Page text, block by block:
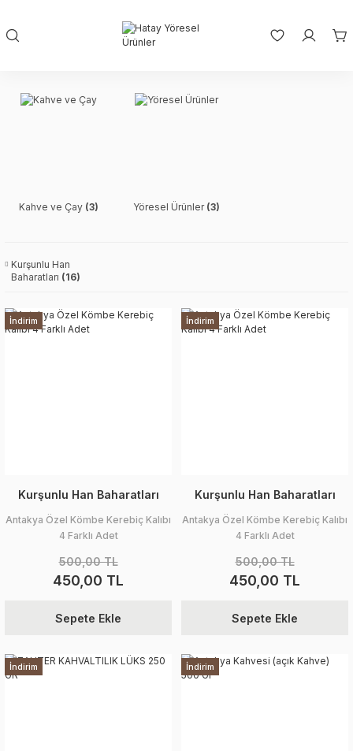
Kahve ve Çay (3) Yöresel Ürünler (3)
Kurşunlu Han
Baharatları (16)
İndirim
Kurşunlu Han Baharatları
Antakya Özel Kömbe Kerebiç Kalıbı
4 Farklı Adet
500,00 TL
450,00 TL
Sepete Ekle
İndirim
Kurşunlu Han Baharatları
Antakya Özel Kömbe Kerebiç Kalıbı
4 Farklı Adet
500,00 TL
450,00 TL
Sepete Ekle
İndirim İndirim